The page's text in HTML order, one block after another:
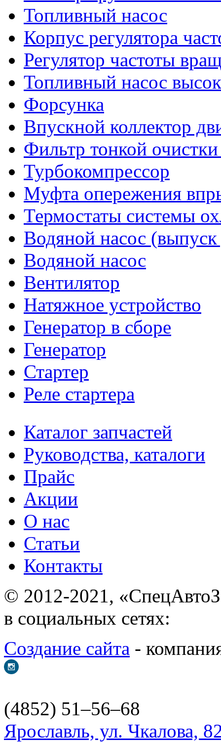
Топливный насос
Корпус регулятора
Регулятор частоты
Топливный насос
Форсунка
Впускной коллектор
Фильтр тонкой
Турбокомпрессор
Муфта опережения
Термостаты системы
Водяной насос
Водяной насос
Вентилятор
Натяжное устройство
Генератор в сборе
Генератор
Стартер
Реле стартера
Каталог запчастей
Руководства, каталоги
Прайс
Акции
О нас
Статьи
Контакты
© 2012-2021,
в социальных сетях:
Создание сайта -
(4852) 51–56–68
Ярославль, ул. Чкалова,